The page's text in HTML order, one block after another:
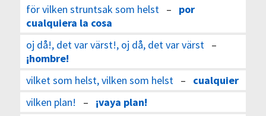
för vilken struntsak som helst– por
cualquiera la cosa
oj då!, det var värst!, oj då, det var värst–
¡hombre!
vilket som helst, vilken som helst– cualquier
vilken plan! – ¡vaya plan!